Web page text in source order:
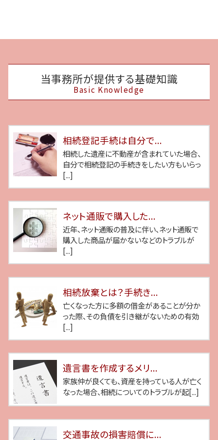
当事務所が提供する基礎知識
Basic Knowledge
相続登記手続は自分で...
相続した遺産に不動産が含まれていた場合、
自分で相続登記の手続きをしたい方もいらっ
[...]
ネット通販で購入した...
近年、ネット通販の普及に伴い、ネット通販で
購入した商品が届かないなどのトラブルが
[...]
相続放棄とは？手続き...
亡くなった方に多額の借金があることが分か
った際、その負債を引き継がないための有効
[...]
遺言書を作成するメリ...
家族仲が良くても、資産を持っている人が亡く
なった場合、相続についてのトラブルが起[...]
交通事故の損害賠償に...